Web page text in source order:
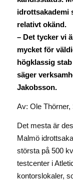
idrottsakademi
relativt okänd.
– Det tycker vi
mycket för
högklassig
säger
Jakobsson.
Av: Ole
Det mesta är
Malmö
största på 500
testcenter i
kontorslokaler,